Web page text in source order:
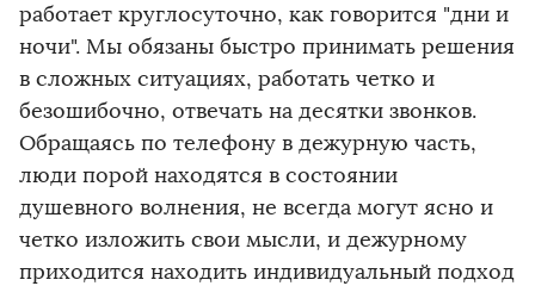
работает круглосуточно, как говорится "дни и
ночи". Мы обязаны быстро принимать решения
в сложных ситуациях, работать четко и
безошибочно, отвечать на десятки звонков.
Обращаясь по телефону в дежурную часть,
люди порой находятся в состоянии
душевного волнения, не всегда могут ясно и
четко изложить свои мысли, и дежурному
приходится находить индивидуальный подход